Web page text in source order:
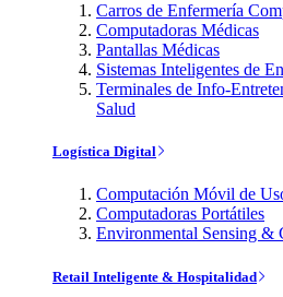
Carros de Enfermería
Computadoras Médicas
Pantallas Médicas
Sistemas Inteligentes de
Terminales de Info-
Salud
Logística Digital
Computación Móvil de
Computadoras Portátiles
Environmental Sensing &
Retail Inteligente & Hospitalidad